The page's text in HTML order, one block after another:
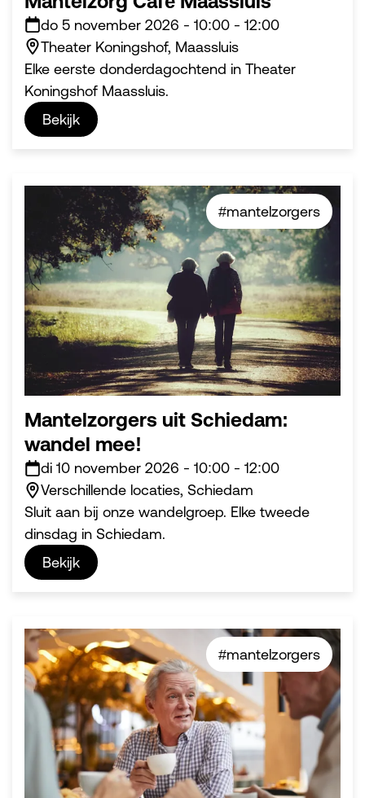
do 5 november 2026 - 10:00 - 12:00
Theater Koningshof, Maassluis
Elke eerste donderdagochtend in Theater
Koningshof Maassluis.
Bekijk
Mantelzorgers uit Schiedam:
wandel mee!
di 10 november 2026 - 10:00 - 12:00
Verschillende locaties, Schiedam
Sluit aan bij onze wandelgroep. Elke tweede
dinsdag in Schiedam.
Bekijk
#mantelzorgers
#mantelzorgers